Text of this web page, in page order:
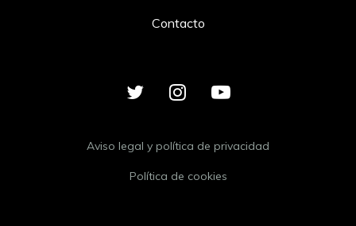
Contacto
Aviso legal y política de privacidad
Política de cookies